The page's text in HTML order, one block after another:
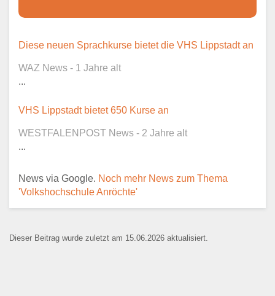
Dieser Teil dient lediglich zur
öffentlich sichtbar.
Ansprechpartner*
E-Mail*
Diese neuen Sprachkurse bietet die VHS Lippstadt an
WAZ News - 1 Jahre alt
...
VHS Lippstadt bietet 650 Kurse an
WESTFALENPOST News - 2 Jahre alt
...
News via Google. Noch mehr News zum Thema
'Volkshochschule Anröchte'
Dieser Beitrag wurde zuletzt am 15.06.2026 aktualisiert.